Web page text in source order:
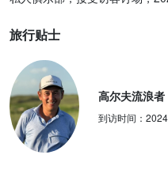
旅行贴士
高尔夫流浪者
到访时间：